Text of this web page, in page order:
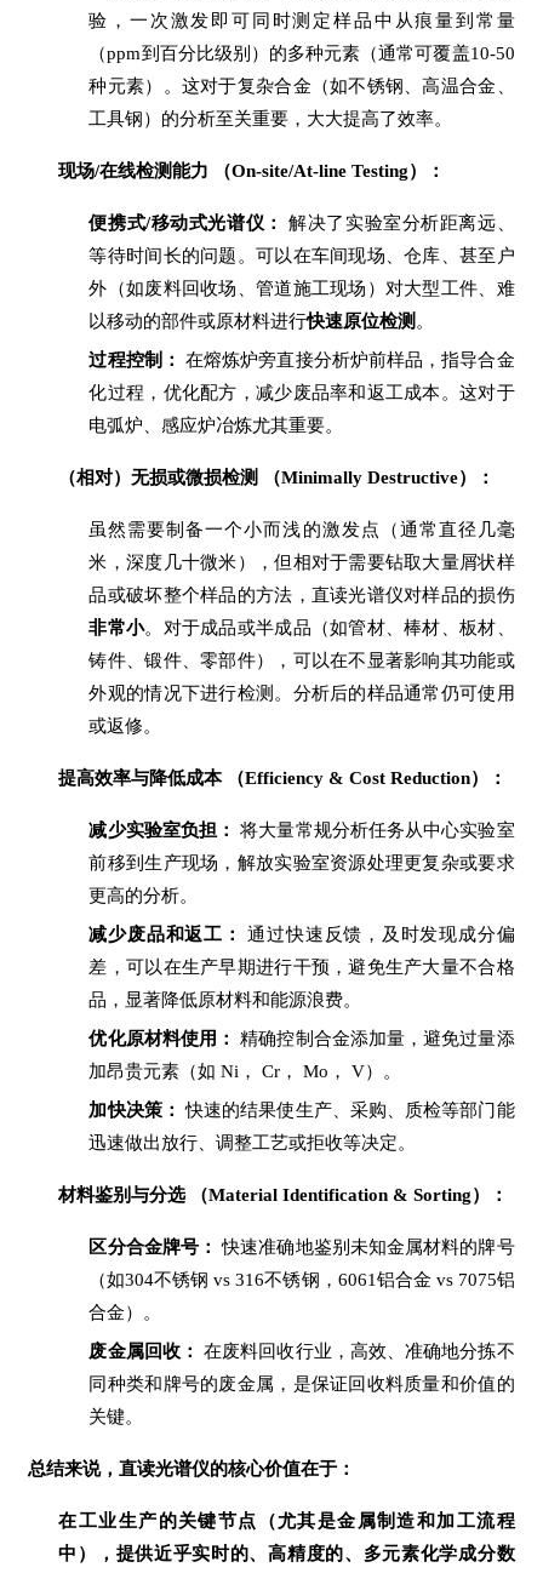
验，一次激发即可同时测定样品中从痕量到常量
（ppm到百分比级别）的多种元素（通常可覆盖10-50
种元素）。这对于复杂合金（如不锈钢、高温合金、
工具钢）的分析至关重要，大大提高了效率。
现场/在线检测能力 （On-site/At-line Testing）：
便携式/移动式光谱仪：
解决了实验室分析距离远、
等待时间长的问题。可以在车间现场、仓库、甚至户
外（如废料回收场、管道施工现场）对大型工件、难
以移动的部件或原材料进行快速原位检测 。
过程控制： 在熔炼炉旁直接分析炉前样品，指导合金
化过程，优化配方，减少废品率和返工成本。这对于
电弧炉、感应炉冶炼尤其重要。
（相对）无损或微损检测 （Minimally Destructive）：
虽然需要制备一个小而浅的激发点（通常直径几毫
米，深度几十微米），但相对于需要钻取大量屑状样
品或破坏整个样品的方法，直读光谱仪对样品的损伤
非常小。对于成品或半成品（如管材、棒材、板材、
铸件、锻件、零部件），可以在不显著影响其功能或
外观的情况下进行检测。分析后的样品通常仍可使用
或返修。
提高效率与降低成本 （Efficiency & Cost Reduction）：
减少实验室负担： 将大量常规分析任务从中心实验室
前移到生产现场，解放实验室资源处理更复杂或要求
更高的分析。
减少废品和返工：
通过快速反馈，及时发现成分偏
差，可以在生产早期进行干预，避免生产大量不合格
品，显著降低原材料和能源浪费。
优化原材料使用： 精确控制合金添加量，避免过量添
加昂贵元素（如 Ni， Cr， Mo， V）。
加快决策： 快速的结果使生产、采购、质检等部门能
迅速做出放行、调整工艺或拒收等决定。
材料鉴别与分选 （Material Identification & Sorting）：
区分合金牌号： 快速准确地鉴别未知金属材料的牌号
（如304不锈钢 vs 316不锈钢，6061铝合金 vs 7075铝
合金）。
废金属回收： 在废料回收行业，高效、准确地分拣不
同种类和牌号的废金属，是保证回收料质量和价值的
关键。
总结来说，直读光谱仪的核心价值在于：
在工业生产的关键节点（尤其是金属制造和加工流程
中），提供近乎实时的、高精度的、多元素化学成分数